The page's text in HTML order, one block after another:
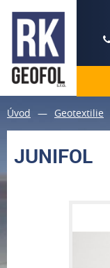
Úvod — Geotextilie
JUNIFOL